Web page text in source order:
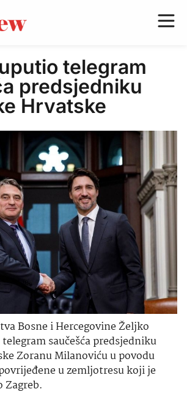
telegram
predsjedniku
Hrvatske
Bosne i Hercegovine Željko
saučešća predsjedniku
Zoranu Milanoviću u povodu
u zemljotresu koji je
Zagreb.